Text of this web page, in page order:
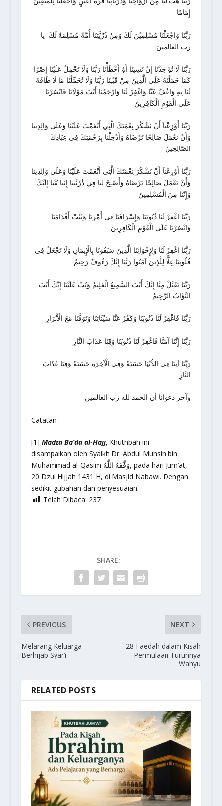
إِمَامًا
رَبَّنَا وَاجْعَلْنَا مُسْلِمِيْنَ لَكَ وَمِنْ ذُرِّيَّتِنَا أُمَّةً مُسْلِمَةً لَكَ يا
رب العالمينَ
رَبَّنَا لَا تُؤَاخِذْنَا إِنْ نَسِينَا أَوْ أَخْطَأْنَا رَبَّنَا وَلَا تَحْمِلْ عَلَيْنَا إِصْرًا
كَمَا حَمَلْتَهُ عَلَى الَّذِينَ مِنْ قَبْلِنَا رَبَّنَا وَلَا تُحَمِّلْنَا مَا لَا طَاقَةَ
لَنَا بِهِ وَاعْفُ عَنَّا وَاغْفِرْ لَنَا وَارْحَمْنَا أَنْتَ مَوْلَانَا فَانْصُرْنَا
عَلَى الْقَوْمِ الْكَافِرِينَ
رَبَّنَا أَوْزِعْناَ أَنْ نَشْكُرَ نِعْمَتَكَ الَّتِي أَنْعَمْتَ عَلَيْنَا وَعَلَى وَالِدِينا
وَأَنْ نعْمَلَ صَالِحًا تَرْضَاهُ وَأَدْخِلْنا بِرَحْمَتِكَ فِي عِبَادِكَ
الصَّالِحِينَ
رَبَّنَا أَوْزِعْناَ أَنْ نَشْكُرَ نِعْمَتَكَ الَّتِي أَنْعَمْتَ عَلَيْنَا وَعَلَى وَالِدِينا
وَأَنْ نَعْمَلَ صَالِحًا تَرْضَاهُ وَأَصْلِحْ لنا فِي ذُرِّيَّتنا إِنّنا تُبْنا إِلَيْكَ
وَإِنّنا مِنَ الْمُسْلِمِينَ
رَبَّنَا اغْفِرْ لَنَا ذُنُوبَنَا وَإِسْرَافَنَا فِي أَمْرِنَا وَثَبِّتْ أَقْدَامَنَا
وَانْصُرْنَا عَلَى الْقَوْمِ الْكَافِرِينَ
رَبَّنَا اغْفِرْ لَنَا وَلِإِخْوَانِنَا الَّذِينَ سَبَقُونَا بِالْإِيمَانِ وَلَا تَجْعَلْ فِي
قُلُوبِنَا غِلًّا لِلَّذِينَ آمَنُوا رَبَّنَا إِنَّكَ رَءُوفٌ رَحِيمٌ
رَبَّنَا تَقَبَّلْ مِنَّا إِنَّكَ أَنْتَ السَّمِيعُ الْعَلِيمُ وَتُبْ عَلَيْنَا إِنَّكَ أَنْتَ
التَّوَّابُ الرَّحِيمُ
رَبَّنَا فَاغْفِرْ لَنَا ذُنُوبَنَا وَكَفِّرْ عَنَّا سَيِّئَاتِنَا وَتَوَفَّنَا مَعَ الْأَبْرَارِ
رَبَّنَا إِنَّنَا آمَنَّا فَاغْفِرْ لَنَا ذُنُوبَنَا وَقِنَا عَذَابَ النَّارِ
رَبَّنَا آتِنَا فِي الدُّنْيَا حَسَنَةً وَفِي الْآخِرَةِ حَسَنَةً وَقِنَا عَذَابَ
النَّارِ
وآخر دعوانا أن الحمد لله رب العالمين
Catatan :
[1] Madza Ba’da al-Hajj, Khuthbah ini
disampaikan oleh Syaikh Dr. Abdul Muhsin bin
Muhammad al-Qasim وَفَّقَهُ اللَّهُ, pada hari Jum’at,
20 Dzul Hijjah 1431 H, di Masjid Nabawi. Dengan
sedikit gubahan dan penyesuaian.
Telah Dibaca: 237
SHARE:
PREVIOUS
Melarang Keluarga
Berhijab Syar’i
NEXT
28 Faedah dalam Kisah
Permulaan Turunnya
Wahyu
RELATED POSTS